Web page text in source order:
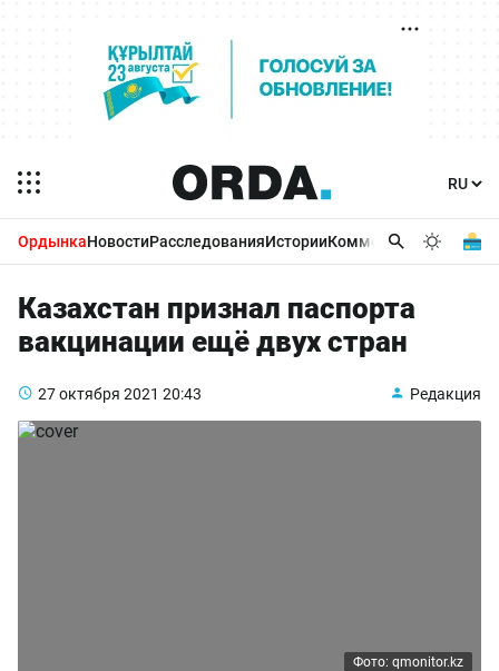
ОрдынкаНовостиРасследованияИсторииКомментарииБизнес
Казахстан признал паспорта
вакцинации ещё двух стран
27 октября 2021 20:43 Редакция
Фото: qmonitor.kz